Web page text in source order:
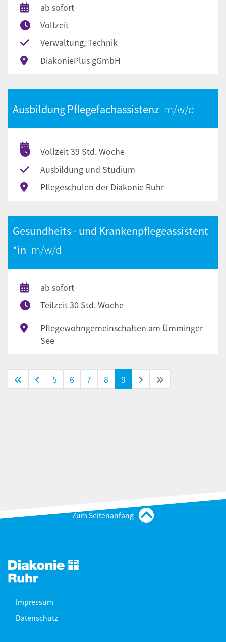
ab sofort
Vollzeit
Verwaltung, Technik
DiakoniePlus gGmbH
Ausbildung Pflegefachassistenz
Vollzeit 39 Std. Woche
Ausbildung und Studium
Pflegeschulen der Diakonie Ruhr
Gesundheits - und Krankenpflegeassistent
*in
ab sofort
Teilzeit 30 Std. Woche
Pflegewohngemeinschaften am Ümminger
See
5 6 7 8 9 (Standort)
Zum Seitenanfang
Impressum
Datenschutz